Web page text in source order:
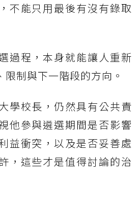
不能只用最後有沒有錄取
過程，本身就能讓人重新
制與下一階段的方向。
學校長，仍然具有公共責
他參與遴選期間是否影響
益衝突，以及是否妥善處
，這些才是值得討論的治